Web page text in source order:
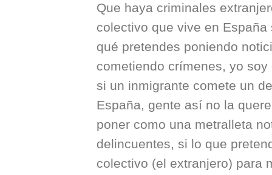
Que haya criminales
colectivo que vive en
qué pretendes poniendo
cometiendo crímenes, yo
si un inmigrante comete un
España, gente así no la
poner como una metralleta
delincuentes, si lo que
colectivo (el extranjero) para